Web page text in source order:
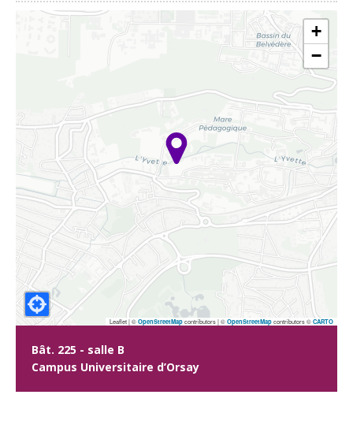
+
−
Leaflet | © OpenStreetMap contributors|© OpenStreetMap contributors © CARTO
Bât. 225 - salle B
Campus Universitaire d’Orsay